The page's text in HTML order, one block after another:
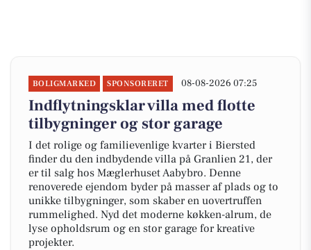
BOLIGMARKED SPONSORERET 08-08-2026 07:25
Indflytningsklar villa med flotte
tilbygninger og stor garage
I det rolige og familievenlige kvarter i Biersted
finder du den indbydende villa på Granlien 21, der
er til salg hos Mæglerhuset Aabybro. Denne
renoverede ejendom byder på masser af plads og to
unikke tilbygninger, som skaber en uovertruffen
rummelighed. Nyd det moderne køkken-alrum, de
lyse opholdsrum og en stor garage for kreative
projekter.